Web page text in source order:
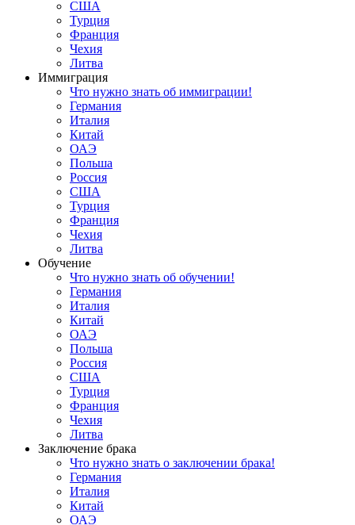
США
Турция
Франция
Чехия
Литва
Иммиграция
Что нужно знать об иммиграции!
Германия
Италия
Китай
ОАЭ
Польша
Россия
США
Турция
Франция
Чехия
Литва
Обучение
Что нужно знать об обучении!
Германия
Италия
Китай
ОАЭ
Польша
Россия
США
Турция
Франция
Чехия
Литва
Заключение брака
Что нужно знать о заключении брака!
Германия
Италия
Китай
ОАЭ